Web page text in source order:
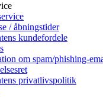
/ åbningstider
kundefordele
om spam/phishing-
privatlivspolitik